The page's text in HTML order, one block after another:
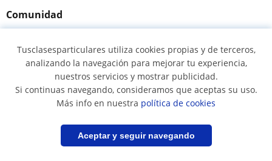
Guardar búsqueda
Comunidad
Preguntas y respuestas
Fantástica★★★★★ 9,5/10
305915opiniones de alumnos
Tusclasesparticulares utiliza cookies propias y de terceros,
analizando la navegación para mejorar tu experiencia,
nuestros servicios y mostrar publicidad.
Si continuas navegando, consideramos que aceptas su uso.
Más info en nuestra política de cookies
Aceptar y seguir navegando